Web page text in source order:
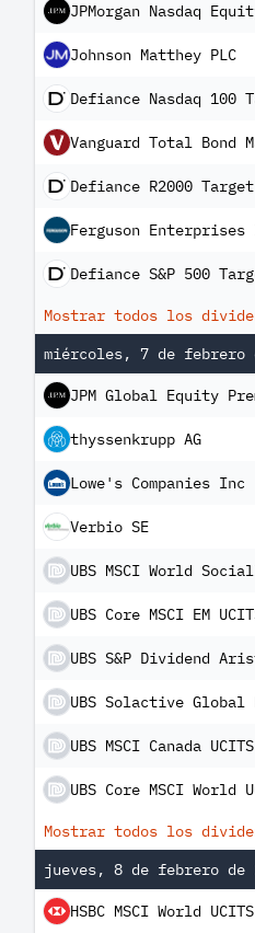
JPMorgan Nasdaq
Johnson Matthey PLC
Defiance Nasdaq
Vanguard Total Bond
Defiance R2000
Ferguson Enterprises
Defiance S&P 500
Mostrar todos los
miércoles, 7 de febrero
JPM Global Equity
thyssenkrupp AG
Lowe's Companies Inc
Verbio SE
UBS MSCI World
UBS Core MSCI EM
UBS S&P Dividend
UBS Solactive Global
UBS MSCI Canada
UBS Core MSCI World
Mostrar todos los
jueves, 8 de febrero de
HSBC MSCI World